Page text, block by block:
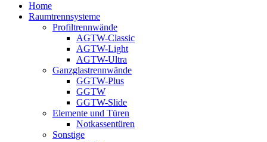
Home
Raumtrennsysteme
Profiltrennwände
AGTW-Classic
AGTW-Light
AGTW-Ultra
Ganzglastrennwände
GGTW-Plus
GGTW
GGTW-Slide
Elemente und Türen
Notkassentüren
Sonstige